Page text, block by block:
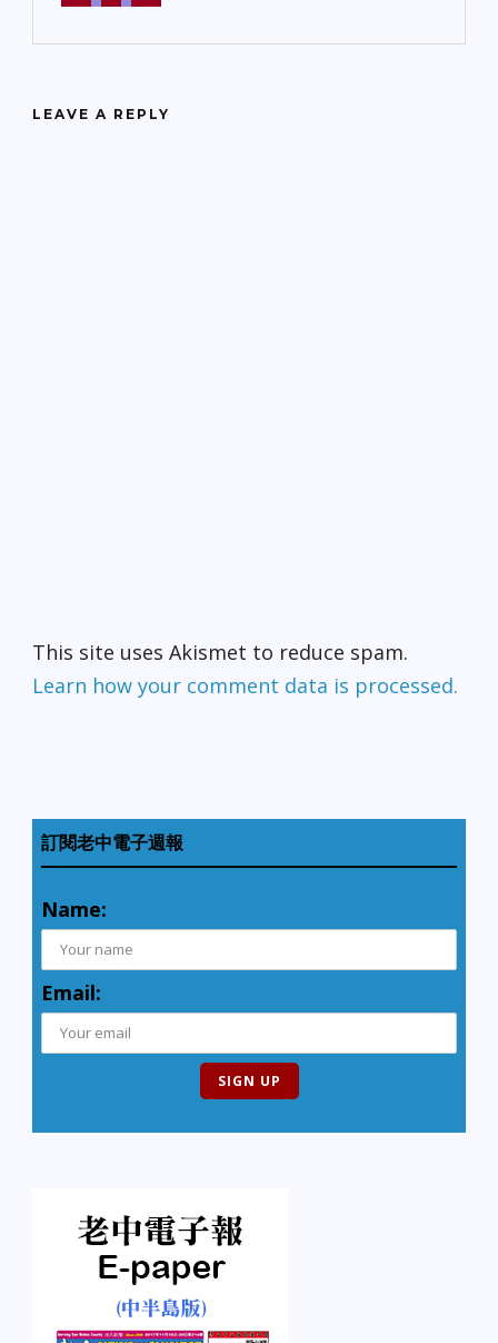
LEAVE A REPLY
This site uses Akismet to reduce spam.
Learn how your comment data is processed.
訂閱老中電子週報
Name:
Email: